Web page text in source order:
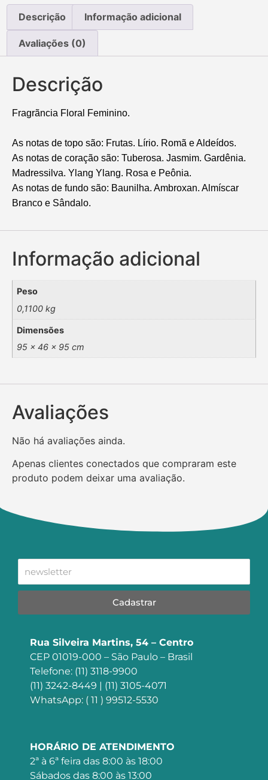
Descrição Informação adicional
Avaliações (0)
Descrição
Fragrãncia Floral Feminino.
As notas de topo são: Frutas. Lírio. Romã e Aldeídos.
As notas de coração são: Tuberosa. Jasmim. Gardênia.
Madressilva. Ylang Ylang. Rosa e Peônia.
As notas de fundo são: Baunilha. Ambroxan. Almíscar
Branco e Sândalo.
Informação adicional
Peso
0,1100 kg
Dimensões
95 × 46 × 95 cm
Avaliações
Não há avaliações ainda.
Apenas clientes conectados que compraram este
produto podem deixar uma avaliação.
Cadastrar
Rua Silveira Martins, 54 – Centro
CEP 01019-000 – São Paulo – Brasil
Telefone: (11) 3118-9900
(11) 3242-8449 | (11) 3105-4071
WhatsApp: ( 11 ) 99512-5530
HORÁRIO DE ATENDIMENTO
2ª à 6ª feira das 8:00 às 18:00
Sábados das 8:00 às 13:00